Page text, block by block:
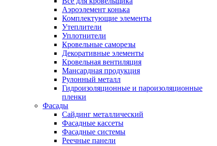
Аэроэлемент конька
Комплектующие элементы
Утеплители
Уплотнители
Кровельные саморезы
Декоративные элементы
Кровельная вентиляция
Мансардная продукция
Рулонный металл
Гидроизоляционные и пароизоляционные
пленки
Фасады
Сайдинг металлический
Фасадные кассеты
Фасадные системы
Реечные панели